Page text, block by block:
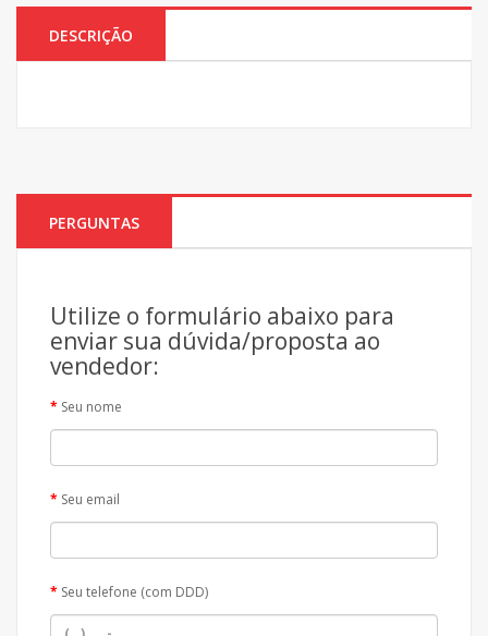
DESCRIÇÃO
PERGUNTAS
Utilize o formulário abaixo para
enviar sua dúvida/proposta ao
vendedor:
Seu nome
Seu email
Seu telefone (com DDD)